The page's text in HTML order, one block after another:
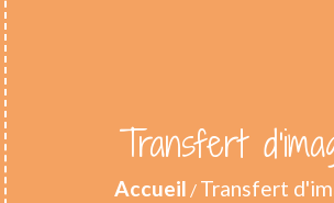
Transfert
Accueil / Transfert